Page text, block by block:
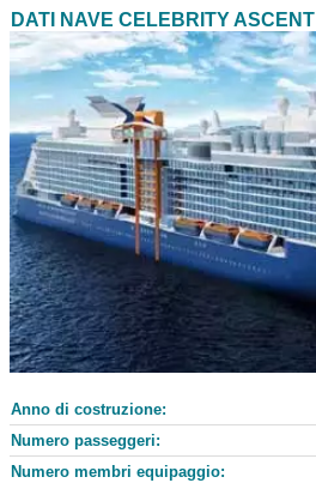
DATI NAVE CELEBRITY ASCENT
Anno di costruzione:
Numero passeggeri:
Numero membri equipaggio: